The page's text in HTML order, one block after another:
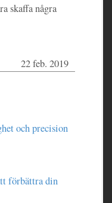
skaffa några
22 feb. 2019
och precision
förbättra din